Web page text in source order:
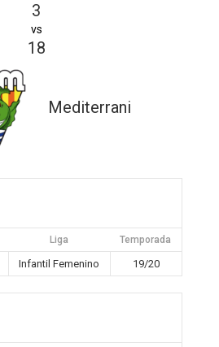
3
vs
18
Mediterrani
Liga Temporada
Infantil Femenino 19/20